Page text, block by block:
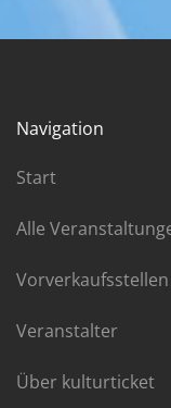
Navigation
Start
Alle
Vorverkaufsstellen
Veranstalter
Über kulturticket